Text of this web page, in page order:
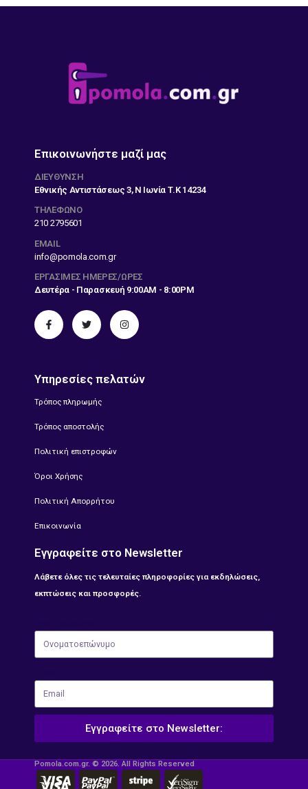
Επικοινωνήστε μαζί μας
ΔΙΕΎΘΥΝΣΗ
Εθνικής Αντιστάσεως 3, Ν Ιωνία Τ.Κ 14234
ΤΗΛΕΦΩΝΟ
210 2795601
EMAIL
info@pomola.com.gr
ΕΡΓΆΣΙΜΕΣ ΗΜΈΡΕΣ/ΏΡΕΣ
Δευτέρα - Παρασκευή 9:00AM - 8:00PM
Υπηρεσίες πελατών
Τρόπος πληρωμής
Τρόπος αποστολής
Πολιτική επιστροφών
Όροι Χρήσης
Πολιτική Απορρήτου
Επικοινωνία
Εγγραφείτε στο Newsletter
Λάβετε όλες τις τελευταίες πληροφορίες για εκδηλώσεις,
εκπτώσεις και προσφορές.
Εγγραφείτε στο Newsletter:
Pomola.com.gr. © 2026. All Rights Reserved